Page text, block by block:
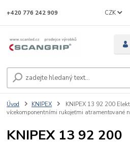
CZK
+420 776 242 909
Úvod KNIPEX
KNIPEX 13 92 200
vícekomponentními rukojeťmi atramentované
KNIPEX 13 92 200